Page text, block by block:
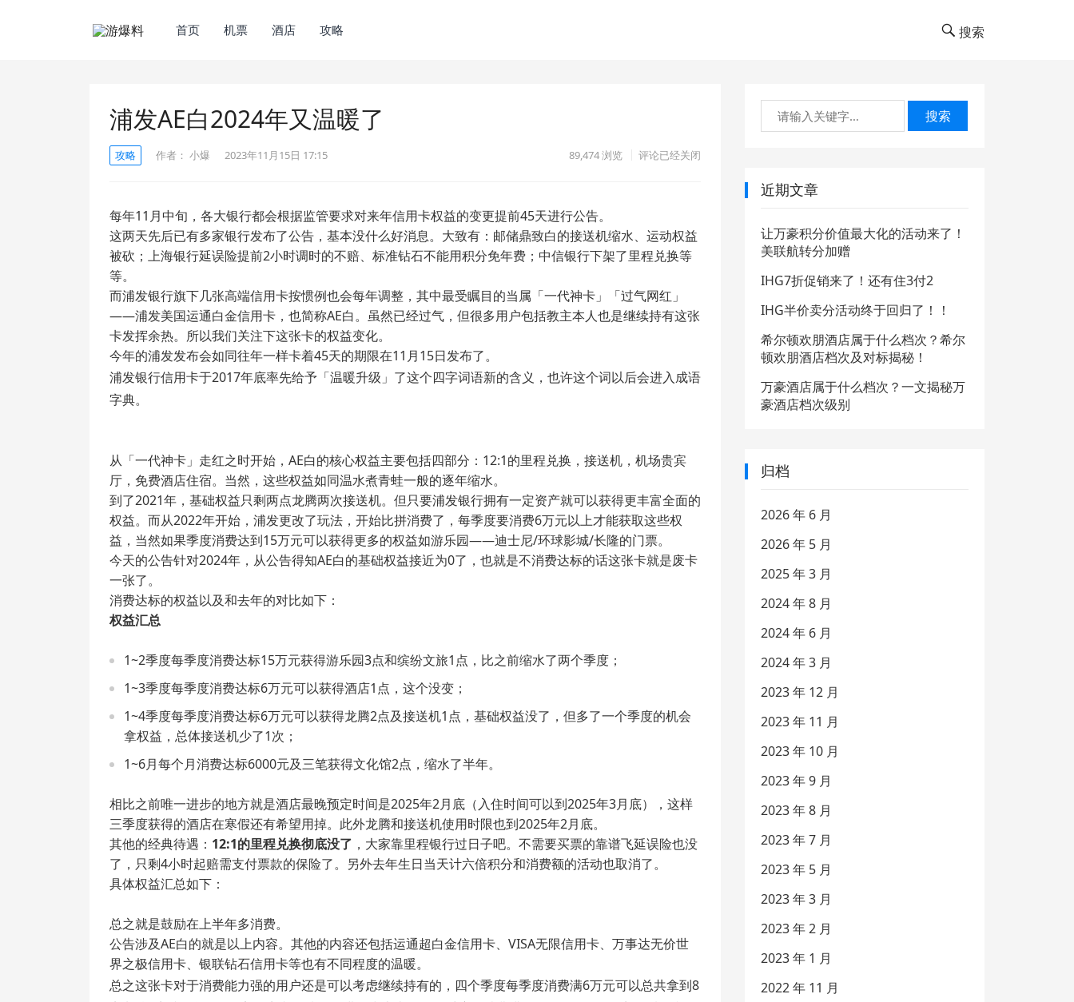
首页 机票 酒店 攻略 搜索
浦发AE白2024年又温暖了
攻略 作者： 小爆 2023年11月15日 17:15 89,474浏览 评论已经关闭
每年11月中旬，各大银行都会根据监管要求对来年信用卡权益的变更提前45天进行公告。
这两天先后已有多家银行发布了公告，基本没什么好消息。大致有：邮储鼎致白的接送机缩水、运动权益
被砍；上海银行延误险提前2小时调时的不赔、标准钻石不能用积分免年费；中信银行下架了里程兑换等
等。
而浦发银行旗下几张高端信用卡按惯例也会每年调整，其中最受瞩目的当属「一代神卡」「过气网红」
——浦发美国运通白金信用卡，也简称AE白。虽然已经过气，但很多用户包括教主本人也是继续持有这张
卡发挥余热。所以我们关注下这张卡的权益变化。
今年的浦发发布会如同往年一样卡着45天的期限在11月15日发布了。
浦发银行信用卡于2017年底率先给予「温暖升级」了这个四字词语新的含义，也许这个词以后会进入成语
字典。
从「一代神卡」走红之时开始，AE白的核心权益主要包括四部分：12:1的里程兑换，接送机，机场贵宾
厅，免费酒店住宿。当然，这些权益如同温水煮青蛙一般的逐年缩水。
到了2021年，基础权益只剩两点龙腾两次接送机。但只要浦发银行拥有一定资产就可以获得更丰富全面的
权益。而从2022年开始，浦发更改了玩法，开始比拼消费了，每季度要消费6万元以上才能获取这些权
益，当然如果季度消费达到15万元可以获得更多的权益如游乐园——迪士尼/环球影城/长隆的门票。
今天的公告针对2024年，从公告得知AE白的基础权益接近为0了，也就是不消费达标的话这张卡就是废卡
一张了。
消费达标的权益以及和去年的对比如下：
权益汇总
1~2季度每季度消费达标15万元获得游乐园3点和缤纷文旅1点，比之前缩水了两个季度；
1~3季度每季度消费达标6万元可以获得酒店1点，这个没变；
1~4季度每季度消费达标6万元可以获得龙腾2点及接送机1点，基础权益没了，但多了一个季度的机会
拿权益，总体接送机少了1次；
1~6月每个月消费达标6000元及三笔获得文化馆2点，缩水了半年。
相比之前唯一进步的地方就是酒店最晚预定时间是2025年2月底（入住时间可以到2025年3月底），这样
三季度获得的酒店在寒假还有希望用掉。此外龙腾和接送机使用时限也到2025年2月底。
其他的经典待遇： 12:1的里程兑换彻底没了 ，大家靠里程银行过日子吧。不需要买票的靠谱飞延误险也没
了，只剩4小时起赔需支付票款的保险了。另外去年生日当天计六倍积分和消费额的活动也取消了。
具体权益汇总如下：
总之就是鼓励在上半年多消费。
公告涉及AE白的就是以上内容。其他的内容还包括运通超白金信用卡、VISA无限信用卡、万事达无价世
界之极信用卡、银联钻石信用卡等也有不同程度的温暖。
总之这张卡对于消费能力强的用户还是可以考虑继续持有的，四个季度每季度消费满6万元可以总共拿到8
搜索
近期文章
让万豪积分价值最大化的活动来了！
美联航转分加赠
IHG7折促销来了！还有住3付2
IHG半价卖分活动终于回归了！！
希尔顿欢朋酒店属于什么档次？希尔
顿欢朋酒店档次及对标揭秘！
万豪酒店属于什么档次？一文揭秘万
豪酒店档次级别
归档
2026 年 6 月
2026 年 5 月
2025 年 3 月
2024 年 8 月
2024 年 6 月
2024 年 3 月
2023 年 12 月
2023 年 11 月
2023 年 10 月
2023 年 9 月
2023 年 8 月
2023 年 7 月
2023 年 5 月
2023 年 3 月
2023 年 2 月
2023 年 1 月
2022 年 11 月